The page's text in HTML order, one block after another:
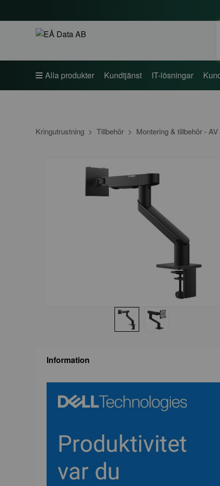
Alla produkter Kundtjänst IT-lösningar
Kringutrustning Tillbehör Montering & tillbehör - AV
Information